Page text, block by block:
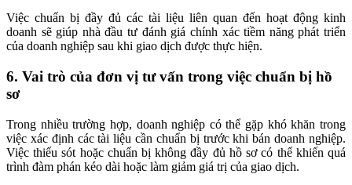
Việc chuẩn bị đầy đủ các tài liệu liên quan đến hoạt động kinh
doanh sẽ giúp nhà đầu tư đánh giá chính xác tiềm năng phát triển
của doanh nghiệp sau khi giao dịch được thực hiện.
6. Vai trò của đơn vị tư vấn trong việc chuẩn bị hồ
sơ
Trong nhiều trường hợp, doanh nghiệp có thể gặp khó khăn trong
việc xác định các tài liệu cần chuẩn bị trước khi bán doanh nghiệp.
Việc thiếu sót hoặc chuẩn bị không đầy đủ hồ sơ có thể khiến quá
trình đàm phán kéo dài hoặc làm giảm giá trị của giao dịch.